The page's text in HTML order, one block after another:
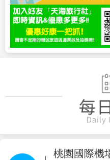
桃園國際機